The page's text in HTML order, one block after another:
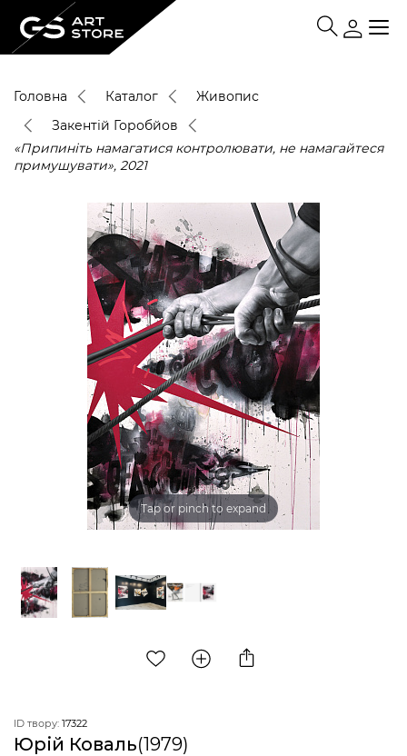
Головна Каталог
Живопис
Закентій Горобйов
«Припиніть намагатися контролювати, не намагайтеся
примушувати», 2021
Tap or pinch to expand
ID твору: 17322
Юрій Коваль(1979)